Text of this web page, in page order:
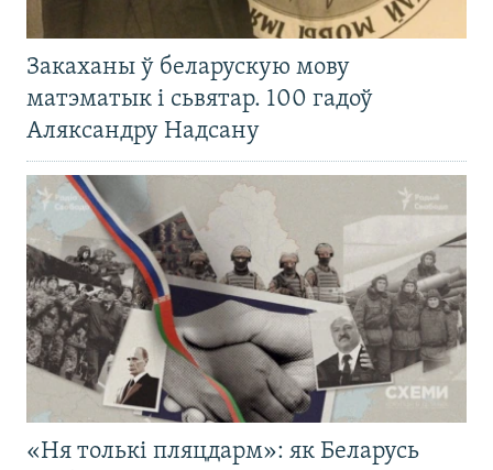
Закаханы ў беларускую мову
матэматык і сьвятар. 100 гадоў
Аляксандру Надсану
«Ня толькі пляцдарм»: як Беларусь